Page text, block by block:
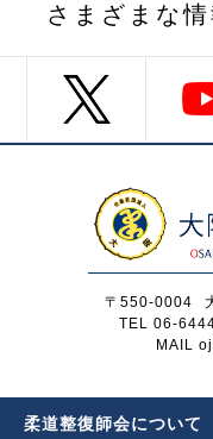
さまざまな情
〒550-0004
TEL 06-
MAIL
柔道整復師会について